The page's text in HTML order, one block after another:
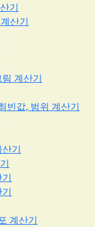
기
산기
계산기
빈값, 범위 계산기
기
계산기